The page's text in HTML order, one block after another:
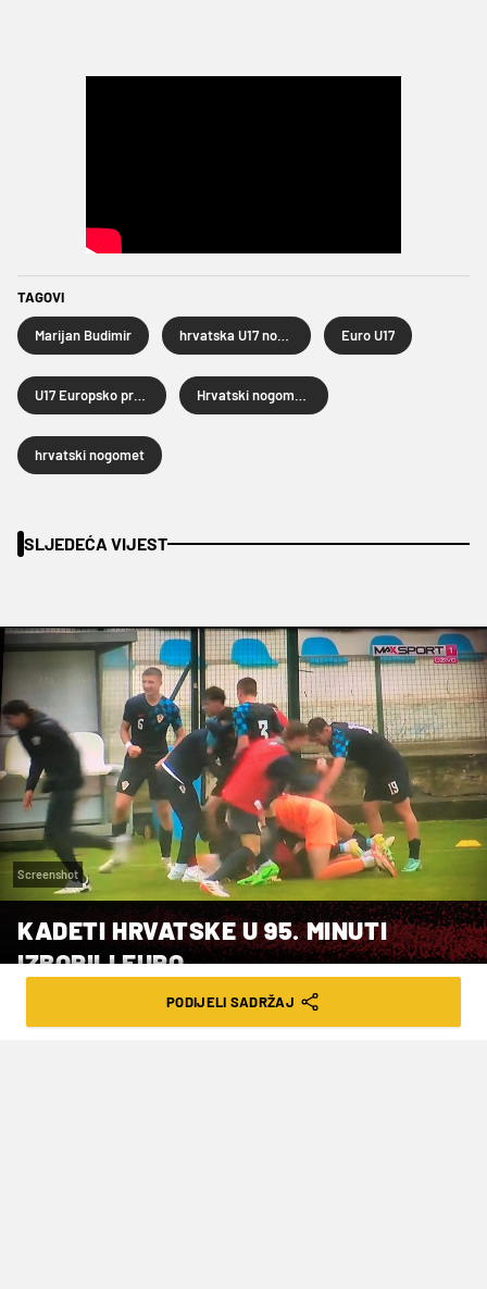
TAGOVI
Marijan Budimir Euro U17
hrvatski nogomet
SLJEDEĆA VIJEST
Screenshot
KADETI HRVATSKE U 95. MINUTI
IZBORILI EURO
PODIJELI SADRŽAJ